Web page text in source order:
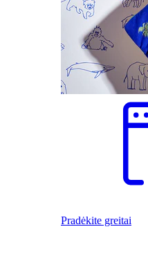
Pradėkite greitai